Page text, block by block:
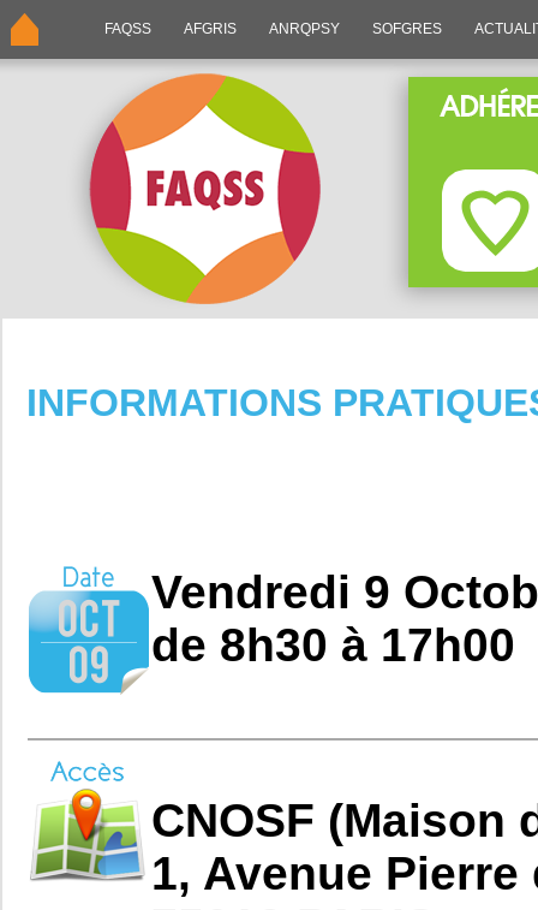
FAQSS AFGRIS ANRQPSY SOFGRES
INFORMATIONS
Vendredi 9
de 8h30 à 17h00
CNOSF (Maison
1, Avenue